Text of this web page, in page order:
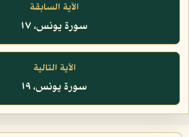
الآية السابقة
سورة يونس، ١٧
الآية التالية
سورة يونس، ١٩